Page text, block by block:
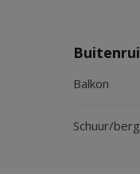
Balkon
Schuur/